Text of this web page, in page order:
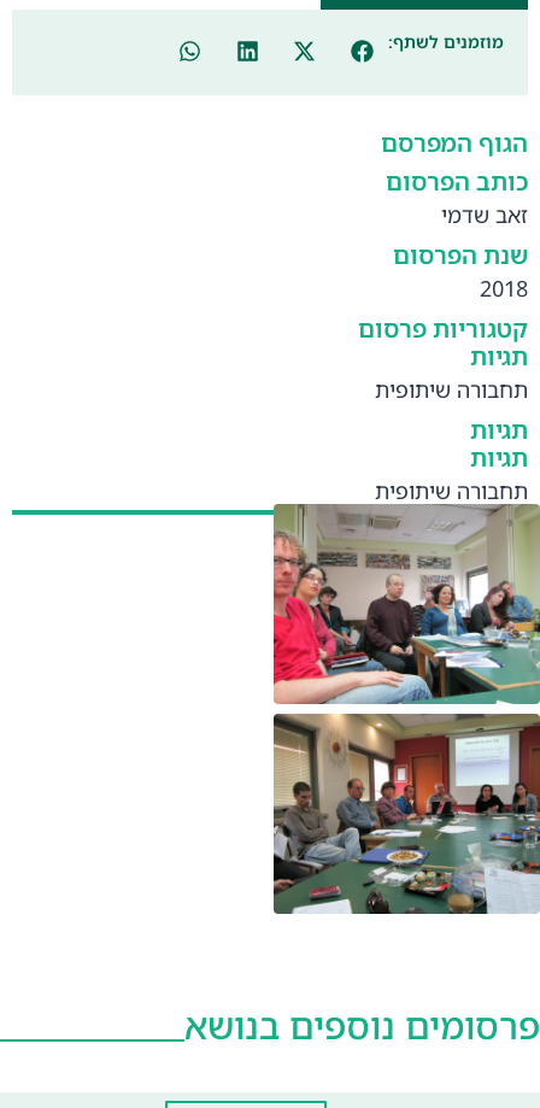
מוזמנים לשתף:
הגוף המפרסם
כותב הפרסום
זאב שדמי
שנת הפרסום
2018
קטגוריות פרסום
תגיות
תחבורה שיתופית
תגיות
תגיות
תחבורה שיתופית
פרסומים נוספים בנושא